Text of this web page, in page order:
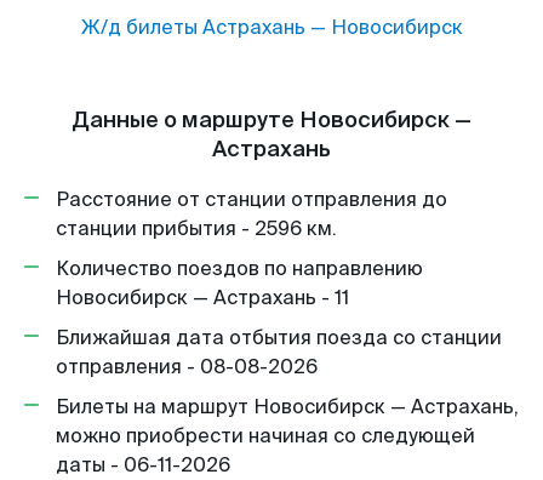
Ж/д билеты Астрахань — Новосибирск
Данные о маршруте Новосибирск —
Астрахань
Расстояние от станции отправления до
станции прибытия - 2596 км.
Количество поездов по направлению
Новосибирск — Астрахань - 11
Ближайшая дата отбытия поезда со станции
отправления - 08-08-2026
Билеты на маршрут Новосибирск — Астрахань,
можно приобрести начиная со следующей
даты - 06-11-2026